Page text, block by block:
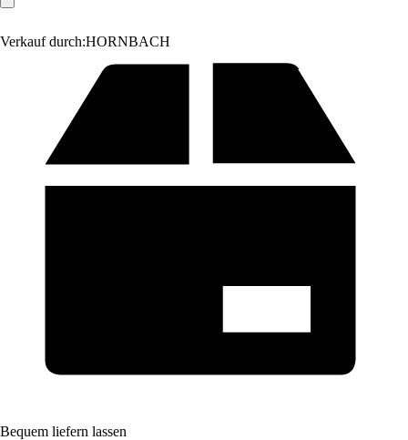
Verkauf durch:HORNBACH
Bequem liefern lassen